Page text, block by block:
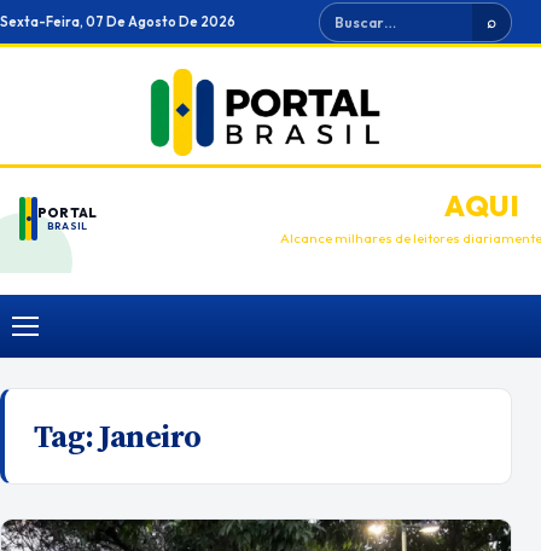
Ir
para
Sexta-Feira, 07 De Agosto De 2026 Buscar ⌕
PORTAL
BRASIL
ANUNCIEAQUI
Alcance milhares de leitores diariamente
Menu
Tag:Janeiro